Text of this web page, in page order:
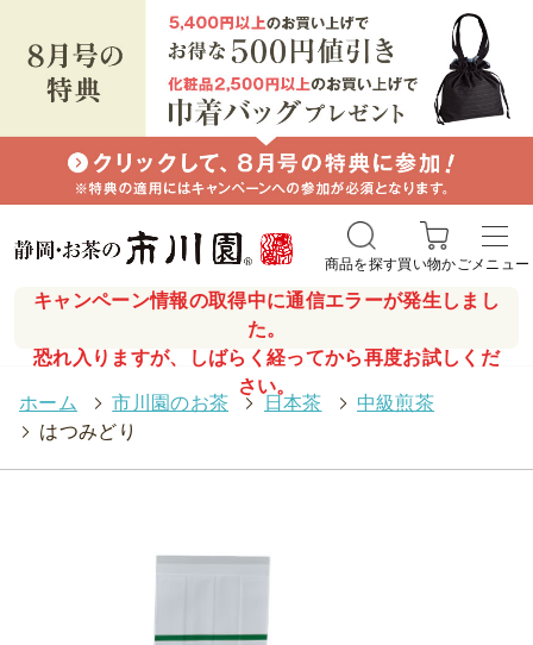
キャンペーン情報の取得中に通信エラーが発生しまし
た。
恐れ入りますが、しばらく経ってから再度お試しくだ
さい。
商品を探す買い物かごメニュー
ホーム > 市川園のお茶 > 日本茶 > 中級煎茶
> はつみどり